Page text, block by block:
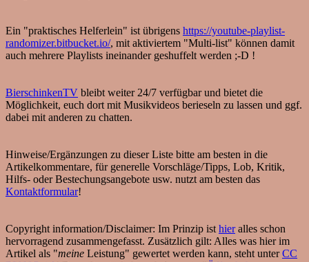
Ein "praktisches Helferlein" ist übrigens https://youtube-playlist-
randomizer.bitbucket.io/, mit aktiviertem "Multi-list" können damit
auch mehrere Playlists ineinander geshuffelt werden ;-D !
BierschinkenTV bleibt weiter 24/7 verfügbar und bietet die
Möglichkeit, euch dort mit Musikvideos berieseln zu lassen und ggf.
dabei mit anderen zu chatten.
Hinweise/Ergänzungen zu dieser Liste bitte am besten in die
Artikelkommentare, für generelle Vorschläge/Tipps, Lob, Kritik,
Hilfs- oder Bestechungsangebote usw. nutzt am besten das
Kontaktformular!
Copyright information/Disclaimer: Im Prinzip ist hieralles schon
hervorragend zusammengefasst. Zusätzlich gilt: Alles was hier im
Artikel als "meine Leistung" gewertet werden kann, steht unterCC